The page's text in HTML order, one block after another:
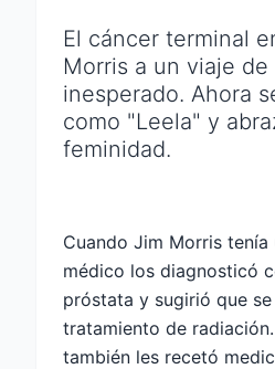
El cáncer terminal
Morris a un viaje de
inesperado. Ahora
como "Leela" y
feminidad.
Cuando Jim Morris tenía
médico los diagnosticó
próstata y sugirió que
tratamiento de
también les recetó